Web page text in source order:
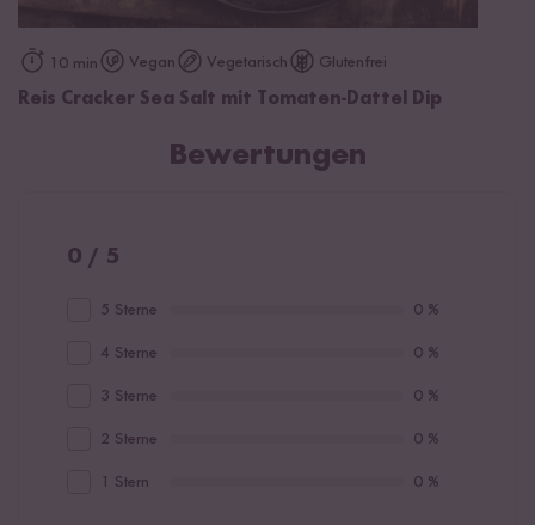
10 min Vegan Vegetarisch Glutenfrei
Reis Cracker Sea Salt mit Tomaten-Dattel Dip
Bewertungen
0 / 5
5 Sterne 0 %
4 Sterne 0 %
3 Sterne 0 %
2 Sterne 0 %
1 Stern 0 %